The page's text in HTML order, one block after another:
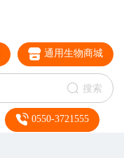
通用生物商城
搜索
0550-3721555